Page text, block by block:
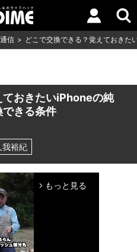
信 どこで交換できる？覚えておきた
ておきたいiPhoneの純
きる条件
我裕紀
arrow_forward_ios もっと見る